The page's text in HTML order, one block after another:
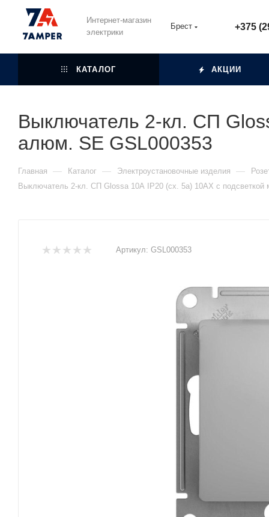
Интернет-магазин
электрики
Брест +375
КАТАЛОГ АКЦИИ
Выключатель 2-кл. СП
алюм. SE GSL000353
Главная — Каталог — Электроустановочные изделия —
Выключатель 2-кл. СП Glossa 10А IP20 (сх. 5а) 10AX с
Артикул: GSL000353